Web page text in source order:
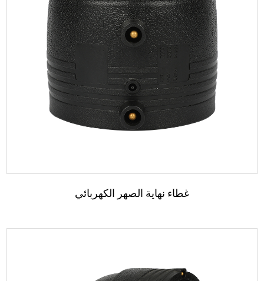
حدود:
لون: أخضر المواد الخام: ب-ر 100 نوع اللحام: الصهر الكهربائي
مجالات التطبيق: ...
اقرأ المزيد
غطاء نهاية الصهر الكهربائي